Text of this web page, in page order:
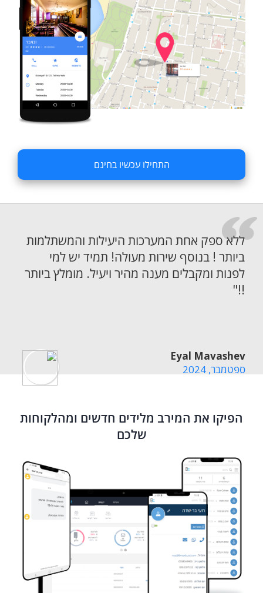
התחילו עכשיו בחינם
ללא ספק אחת המערכות היעילות והמשתלמות
ביותר ! בנוסף שירות מעולה! תמיד יש למי
לפנות ומקבלים מענה מהיר ויעיל. מומלץ ביותר
!!"
Eyal Mavashev
ספטמבר, 2024
קאבא מערכות נעילה
עידו משיח
הפיקו את המירב מלידים חדשים ומהלקוחות
שלכם